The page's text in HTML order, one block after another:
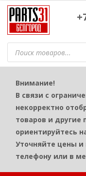
Поиск
товаров
Внимание!
В связи с
некорректно
товаров и другие
ориентируйтесь
Уточняйте цены и
телефону или в